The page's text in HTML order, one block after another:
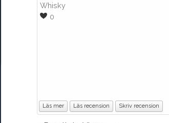
Whisky
0
Läs mer Läs recension Skriv recension